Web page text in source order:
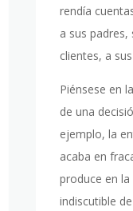
rendía
a sus padres,
clientes, a
Piénsese en
de una
ejemplo, la
acaba en
produce en
indiscutible